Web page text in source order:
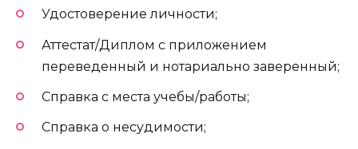
Удостоверение личности;
Аттестат/Диплом с приложением
переведенный и нотариально заверенный;
Справка с места учебы/работы;
Справка о несудимости;